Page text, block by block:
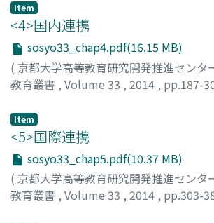
Item
<4>国内連携
sosyo33_chap4.pdf(16.15 MB)
( 京都大学高等教育研究開発推進センタ
教育叢書 , Volume 33 , 2014 , pp.187-
Item
<5>国際連携
sosyo33_chap5.pdf(10.37 MB)
( 京都大学高等教育研究開発推進センタ
教育叢書 , Volume 33 , 2014 , pp.303-